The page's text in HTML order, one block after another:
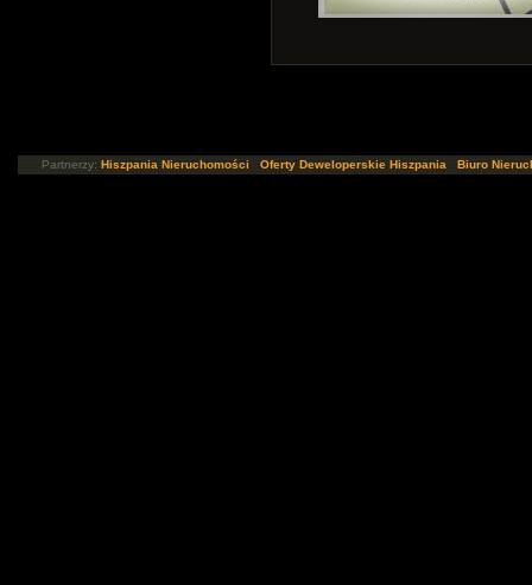
Partnerzy: Hiszpania Nieruchomości Oferty Deweloperskie Hiszpania Biuro